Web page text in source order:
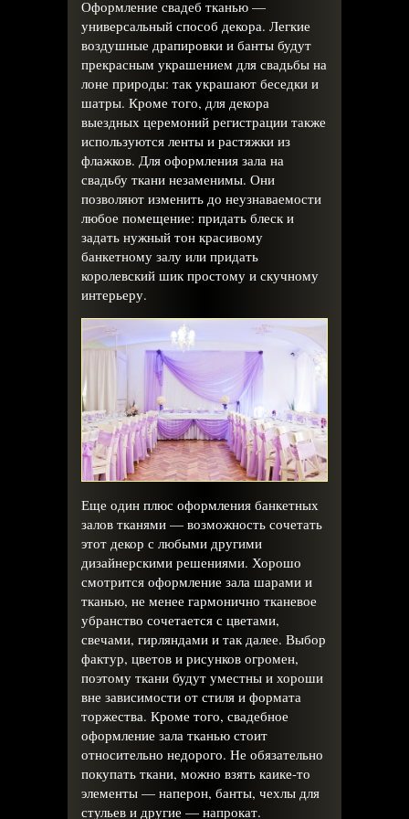
Оформление свадеб тканью —
универсальный способ декора. Легкие
воздушные драпировки и банты будут
прекрасным украшением для свадьбы на
лоне природы: так украшают беседки и
шатры. Кроме того, для декора
выездных церемоний регистрации также
используются ленты и растяжки из
флажков. Для оформления зала на
свадьбу ткани незаменимы. Они
позволяют изменить до неузнаваемости
любое помещение: придать блеск и
задать нужный тон красивому
банкетному залу или придать
королевский шик простому и скучному
интерьеру.
Еще один плюс оформления банкетных
залов тканями — возможность сочетать
этот декор с любыми другими
дизайнерскими решениями. Хорошо
смотрится оформление зала шарами и
тканью, не менее гармонично тканевое
убранство сочетается с цветами,
свечами, гирляндами и так далее. Выбор
фактур, цветов и рисунков огромен,
поэтому ткани будут уместны и хороши
вне зависимости от стиля и формата
торжества. Кроме того, свадебное
оформление зала тканью стоит
относительно недорого. Не обязательно
покупать ткани, можно взять каике-то
элементы — наперон, банты, чехлы для
стульев и другие — напрокат.